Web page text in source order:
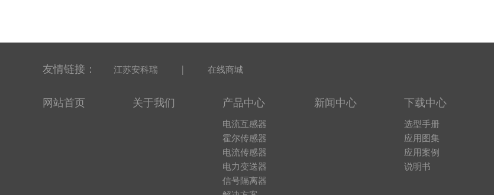
友情链接： 江苏安科瑞 | 在线商城
网站首页 关于我们 产品中心
电流互感器
霍尔传感器
电流传感器
电力变送器
信号隔离器
新闻中心 下载中心
选型手册
应用图集
应用案例
说明书